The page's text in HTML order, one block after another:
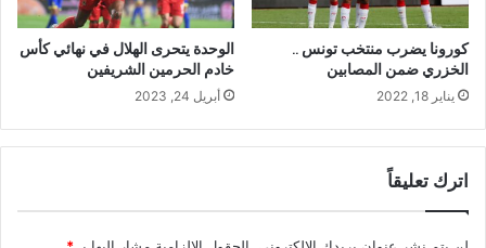
كورونا يضرب منتخب تونس ..
الخزري ضمن المصابين
يناير 18, 2022
الوحدة يتحرى الهلال في نهائي كأس
خادم الحرمين الشريفين
أبريل 24, 2023
اترك تعليقاً